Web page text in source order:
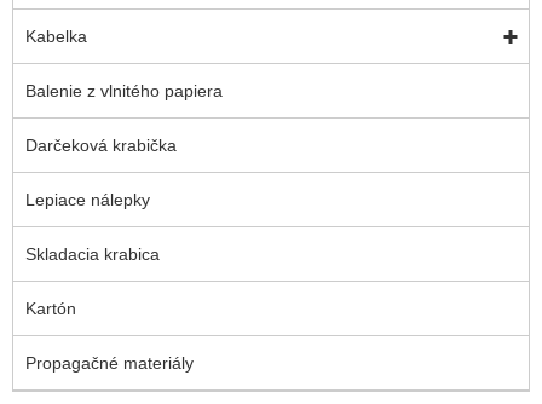
Kabelka
Balenie z vlnitého papiera
Darčeková krabička
Lepiace nálepky
Skladacia krabica
Kartón
Propagačné materiály